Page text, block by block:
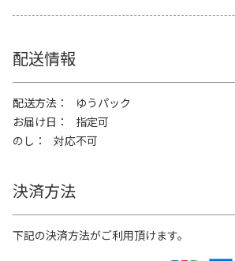
配送情報
配送方法
ゆうパック
お届け日
指定可
のし
対応不可
決済方法
下記の決済方法がご利用頂けます。